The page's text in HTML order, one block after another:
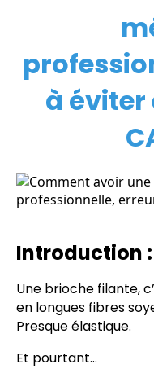
à
Introduction :
Une brioche filante,
en longues fibres
Presque élastique.
Et pourtant…